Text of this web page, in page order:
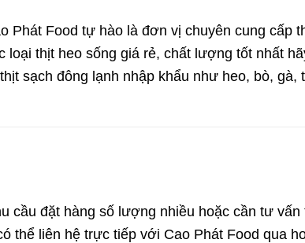
Phát Food tự hào là đơn vị chuyên cung cấp
loại thịt heo sống giá rẻ, chất lượng tốt nhất
sạch đông lạnh nhập khẩu như heo, bò,
cầu đặt hàng số lượng nhiều hoặc cần tư
thể liên hệ trực tiếp với Cao Phát Food qua